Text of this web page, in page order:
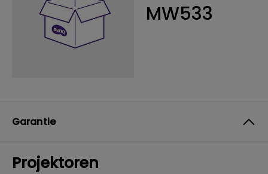
MW533
Garantie
Projektoren